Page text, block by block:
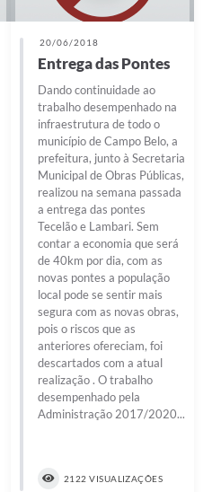
20/06/2018
Entrega das Pontes
Dando continuidade ao
trabalho desempenhado na
infraestrutura de todo o
município de Campo Belo, a
prefeitura, junto à Secretaria
Municipal de Obras Públicas,
realizou na semana passada
a entrega das pontes
Tecelão e Lambari. Sem
contar a economia que será
de 40km por dia, com as
novas pontes a população
local pode se sentir mais
segura com as novas obras,
pois o riscos que as
anteriores ofereciam, foi
descartados com a atual
realização . O trabalho
desempenhado pela
Administração 2017/2020...
2122 VISUALIZAÇÕES